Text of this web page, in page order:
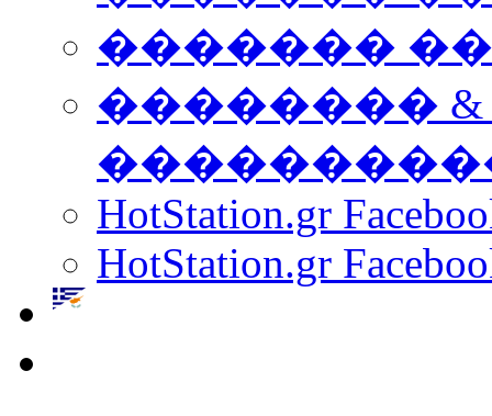
������� ���
��������
HotStation.gr
HotStation.gr